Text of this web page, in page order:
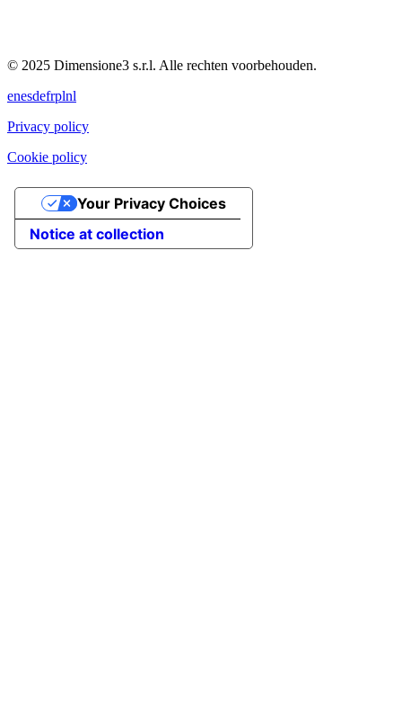
© 2025 Dimensione3 s.r.l. Alle rechten voorbehouden.
enesdefrplnl
Privacy policy
Cookie policy
Notice at collection
Your Privacy Choices